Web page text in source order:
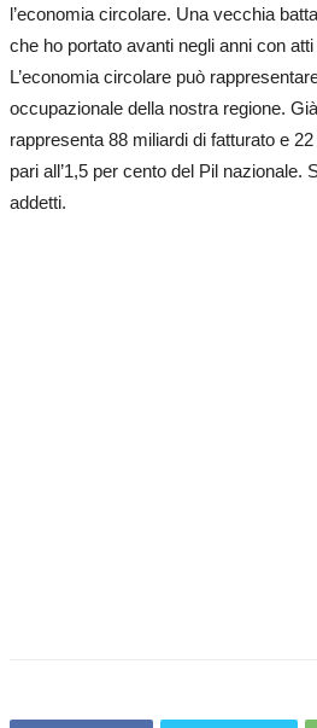
l’economia circolare. Una vecchia
che ho portato avanti negli anni con
L’economia circolare può
occupazionale della nostra regione.
rappresenta 88 miliardi di fatturato e
pari all’1,5 per cento del Pil nazionale.
addetti.